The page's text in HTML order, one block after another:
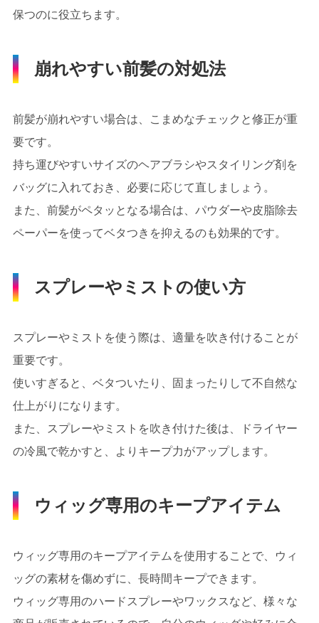
保つのに役立ちます。
崩れやすい前髪の対処法
前髪が崩れやすい場合は、こまめなチェックと修正が重
要です。
持ち運びやすいサイズのヘアブラシやスタイリング剤を
バッグに入れておき、必要に応じて直しましょう。
また、前髪がペタッとなる場合は、パウダーや皮脂除去
ペーパーを使ってベタつきを抑えるのも効果的です。
スプレーやミストの使い方
スプレーやミストを使う際は、適量を吹き付けることが
重要です。
使いすぎると、ベタついたり、固まったりして不自然な
仕上がりになります。
また、スプレーやミストを吹き付けた後は、ドライヤー
の冷風で乾かすと、よりキープ力がアップします。
ウィッグ専用のキープアイテム
ウィッグ専用のキープアイテムを使用することで、ウィ
ッグの素材を傷めずに、長時間キープできます。
ウィッグ専用のハードスプレーやワックスなど、様々な